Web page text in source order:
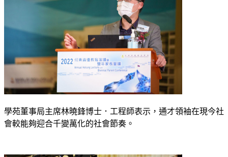
學苑董事局主席林曉鋒博士．工程師表示，通才領袖在現今社
會較能夠迎合千變萬化的社會節奏。